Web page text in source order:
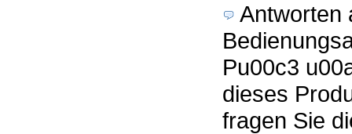
Antworten
Pu00c3
dieses
fragen Sie